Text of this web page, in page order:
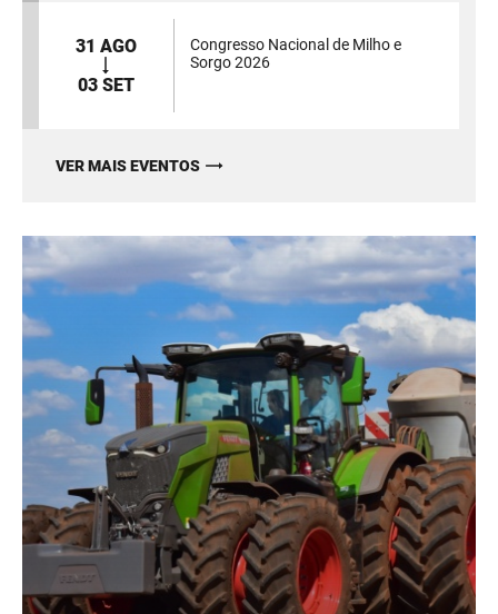
31 AGO
03 SET
Congresso Nacional de Milho e
Sorgo 2026
VER MAIS EVENTOS